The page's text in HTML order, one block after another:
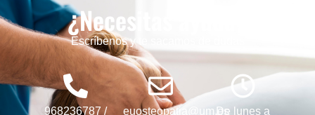
¿Necesitas ayuda?
Escríbenos y te sacamos de dudas
968236787 /
euosteopatia@um.esDe lunes a